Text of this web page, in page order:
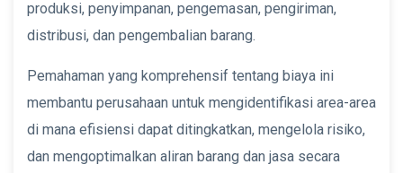
produksi, penyimpanan, pengemasan, pengiriman,
distribusi, dan pengembalian barang.
Pemahaman yang komprehensif tentang biaya ini
membantu perusahaan untuk mengidentifikasi area-area
di mana efisiensi dapat ditingkatkan, mengelola risiko,
dan mengoptimalkan aliran barang dan jasa secara